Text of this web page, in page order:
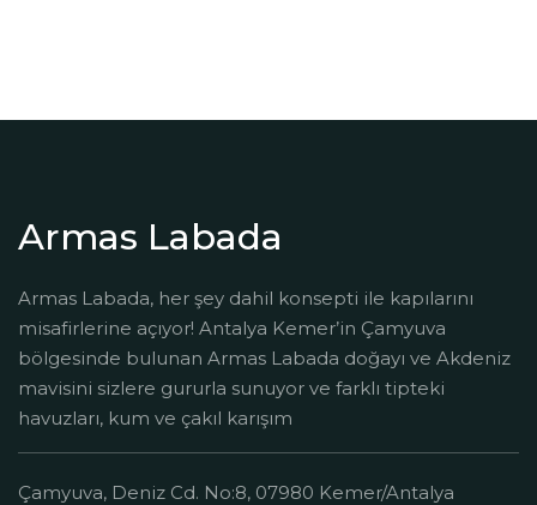
Armas Labada
Armas Labada, her şey dahil konsepti ile kapılarını
misafirlerine açıyor! Antalya Kemer’in Çamyuva
bölgesinde bulunan Armas Labada doğayı ve Akdeniz
mavisini sizlere gururla sunuyor ve farklı tipteki
havuzları, kum ve çakıl karışım
Çamyuva, Deniz Cd. No:8, 07980 Kemer/Antalya